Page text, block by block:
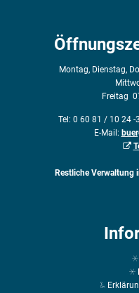
Montag, Dienstag,
Freitag
Tel: 0 60 81 / 10 24 -
E-Mail:
Restliche Verwaltung